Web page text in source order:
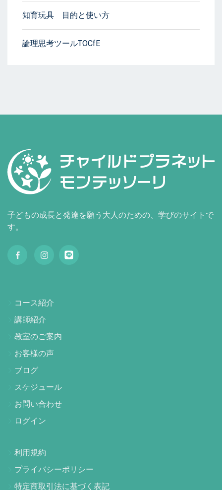
知育玩具 目的と使い方
論理思考ツールTOCfE
子どもの成長と発達を願う大人のための、学びのサイトで
す。
コース紹介
講師紹介
教室のご案内
お客様の声
ブログ
スケジュール
お問い合わせ
ログイン
利用規約
プライバシーポリシー
特定商取引法に基づく表記